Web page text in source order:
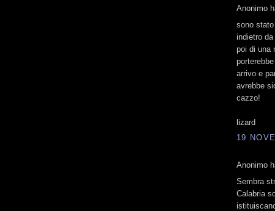
Anonimo
sono
indietro
poi di una
arrivo e
avrebbe
cazzo!
lizard
19
Anonimo
Sembra
Calabria